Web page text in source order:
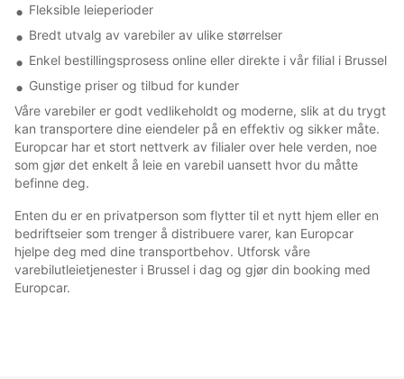
Fleksible leieperioder
Bredt utvalg av varebiler av ulike størrelser
Enkel bestillingsprosess online eller direkte i vår filial i Brussel
Gunstige priser og tilbud for kunder
Våre varebiler er godt vedlikeholdt og moderne, slik at du trygt
kan transportere dine eiendeler på en effektiv og sikker måte.
Europcar har et stort nettverk av filialer over hele verden, noe
som gjør det enkelt å leie en varebil uansett hvor du måtte
befinne deg.
Enten du er en privatperson som flytter til et nytt hjem eller en
bedriftseier som trenger å distribuere varer, kan Europcar
hjelpe deg med dine transportbehov. Utforsk våre
varebilutleietjenester i Brussel i dag og gjør din booking med
Europcar.